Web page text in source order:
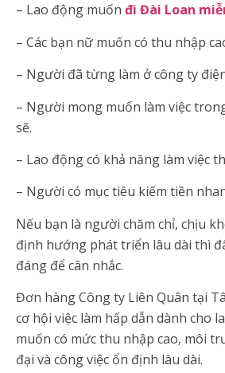
– Lao động muốn đi Đài Loan
– Các bạn nữ muốn có thu nhập
– Người đã từng làm ở công ty
– Người mong muốn làm việc
sẽ.
– Lao động có khả năng làm việc
– Người có mục tiêu kiếm tiền
Nếu bạn là người chăm chỉ, chịu
định hướng phát triển lâu dài thì
đáng để cân nhắc.
Đơn hàng Công ty Liên Quân tại
cơ hội việc làm hấp dẫn dành cho
muốn có mức thu nhập cao, môi
đại và công việc ổn định lâu dài.